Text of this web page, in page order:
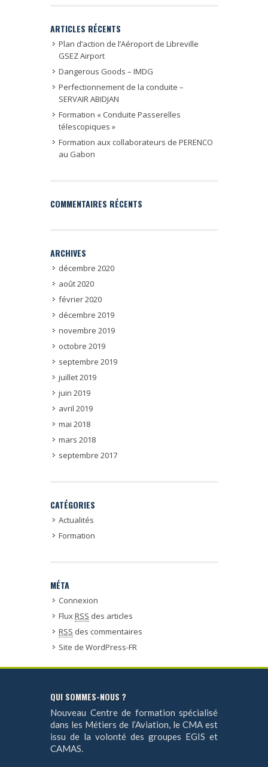
ARTICLES RÉCENTS
Plan d’action de l’Aéroport de Libreville
GSEZ Airport
Dangerous Goods – IMDG
Perfectionnement de la conduite –
SERVAIR ABIDJAN
Formation « Conduite Passerelles
télescopiques »
Formation aux collaborateurs de PERENCO
au Gabon
COMMENTAIRES RÉCENTS
ARCHIVES
décembre 2020
août 2020
février 2020
décembre 2019
novembre 2019
octobre 2019
septembre 2019
juillet 2019
juin 2019
avril 2019
mai 2018
mars 2018
septembre 2017
CATÉGORIES
Actualités
Formation
MÉTA
Connexion
FluxRSS des articles
RSS des commentaires
Site de WordPress-FR
QUI SOMMES-NOUS ?
Nouveau Centre de formation spécialisé
dans les Métiers de l’Aviation, le CMA est
issu de la volonté des groupes EGIS et
CAMAS.